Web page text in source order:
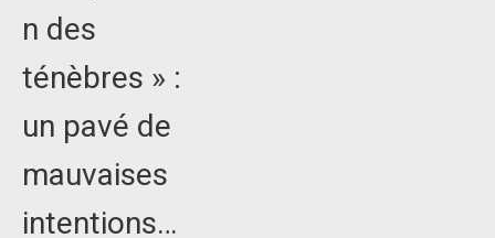
n des
ténèbres » :
un pavé de
mauvaises
intentions…